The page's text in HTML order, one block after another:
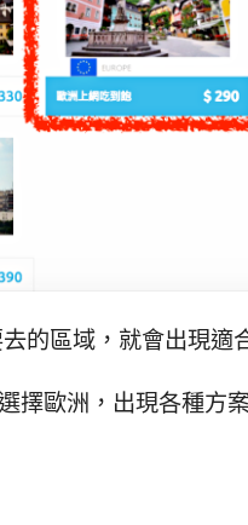
的區域，就會出現適
擇歐洲，出現各種方